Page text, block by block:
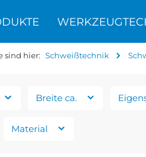
sind hier: Schweißtechnik
Breite ca.
Material